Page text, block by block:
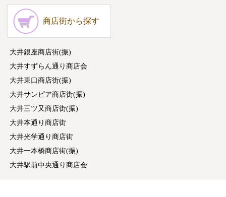
商店街から探す
大井銀座商店街(振)
大井すずらん通り商店会
大井東口商店街(振)
大井サンピア商店街(振)
大井三ツ又商店街(振)
大井本通り商店街
大井光学通り商店街
大井一本橋商店街(振)
大井駅前中央通り商店会